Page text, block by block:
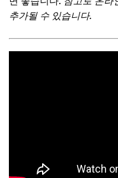
추가될 수 있습니다.